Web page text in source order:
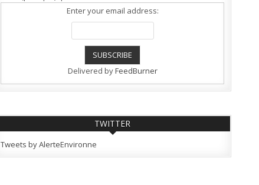
Enter your email address:
Delivered byFeedBurner
TWITTER
Tweets by AlerteEnvironne